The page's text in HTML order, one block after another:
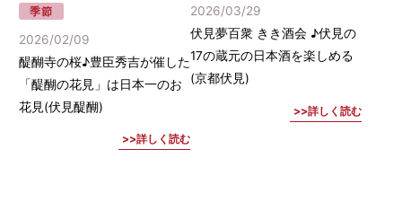
季節
2026/02/09
醍醐寺の桜♪豊臣秀吉が催した
「醍醐の花見」は日本一のお
花見(伏見醍醐)
詳しく読む
2026/03/29
伏見夢百衆 きき酒会 ♪伏見の
17の蔵元の日本酒を楽しめる
(京都伏見)
詳しく読む